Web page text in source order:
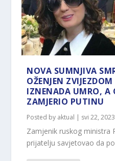
NOVA SUMNJIVA
OŽENJEN
IZNENADA UMRO, A
ZAMJERIO PUTINU
Posted by aktual | svi 22, 2023
Zamjenik ruskog ministra
prijatelju savjetovao da